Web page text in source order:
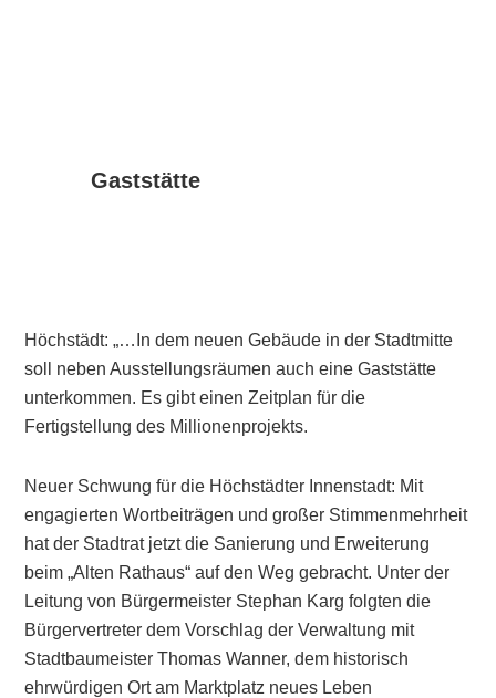
Gaststätte
Höchstädt: „…In dem neuen Gebäude in der Stadtmitte
soll neben Ausstellungsräumen auch eine Gaststätte
unterkommen. Es gibt einen Zeitplan für die
Fertigstellung des Millionenprojekts.
Neuer Schwung für die Höchstädter Innenstadt: Mit
engagierten Wortbeiträgen und großer Stimmenmehrheit
hat der Stadtrat jetzt die Sanierung und Erweiterung
beim „Alten Rathaus“ auf den Weg gebracht. Unter der
Leitung von Bürgermeister Stephan Karg folgten die
Bürgervertreter dem Vorschlag der Verwaltung mit
Stadtbaumeister Thomas Wanner, dem historisch
ehrwürdigen Ort am Marktplatz neues Leben